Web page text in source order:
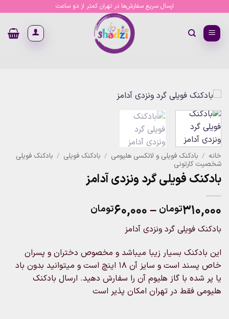
content
ارسال سریع سفارش‌ها در تهران کمتر از دو ساعت
خانه / بادکنک فویلی و لاتکسی هلیومی / بادکنک فویلی / بادکنک فویلی
شخصیت کارتونی
بادکنک فویلی گرد ونزدی آدامز
۳۱۰,۰۰۰تومان –۶۰,۰۰۰تومان
through
۳۱۰,۰۰۰تومان
بادکنک فویلی گرد ونزدی آدامز
این بادکنک بسیار زیبا میباشد و مخصوص دختران و پسران
خاص پسند است و سایز آن 18 اینچ است و میتوانید بدون باد
یا پر شده با گاز هلیوم آن را سفارش دهید. ارسال بادکنک
هلیومی فقط در تهران امکان پذیر است